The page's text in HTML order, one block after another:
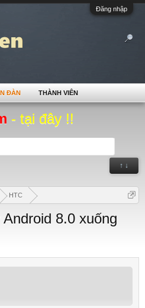
Đăng nhập
- tại đây !!
↑ ↓
HTC
8.0 xuống
ĐÀN THÀNH VIÊN